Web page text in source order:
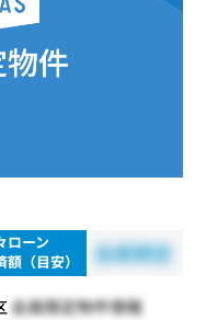
ローン
額（目安）
会員限定
会員限定物件情報